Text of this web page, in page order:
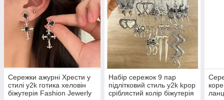
Сережки ажурні Хрести у
стилі y2k готика хеловін
біжутерія Fashion Jewerly
Набір сережок 9 пар
підлітковий стиль y2k kpop
сріблястий колір біжутерія